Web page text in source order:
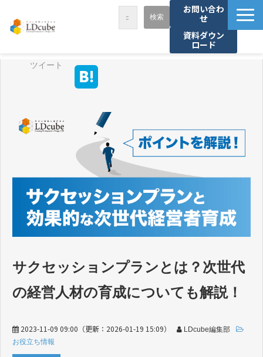
お問い合わ
せ
資料ダウン
ロード
LDcubeが選ばれる理由
事例紹介
セミナー・講座
お役立ち情報
資料ダウンロード
パートナー募集
ツイート
サクセッションプランとは？次世代
の経営人材の育成についても解説！
2023-11-09 09:00 （更新： 2026-01-19 15:09）
LDcube編集部
お役立ち情報